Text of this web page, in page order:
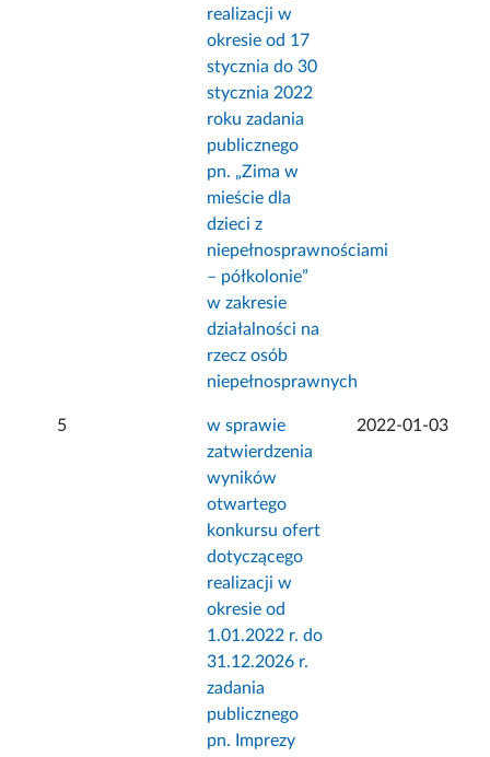
realizacji w
okresie od 17
stycznia do 30
stycznia 2022
roku zadania
publicznego
pn. „Zima w
mieście dla
dzieci z
niepełnosprawnościami
– półkolonie”
w zakresie
działalności na
rzecz osób
niepełnosprawnych
5
w sprawie
zatwierdzenia
wyników
otwartego
konkursu ofert
dotyczącego
realizacji w
okresie od
1.01.2022 r. do
31.12.2026 r.
zadania
publicznego
pn. Imprezy
2022-01-03